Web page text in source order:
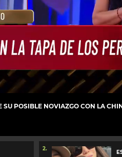
SU POSIBLE NOVIAZGO CON LA
2.